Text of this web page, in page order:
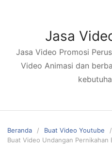
Jasa
Jasa Video Promosi
Video Animasi dan
Beranda
Buat Video Youtube
Buat Video Undangan Pernikahan